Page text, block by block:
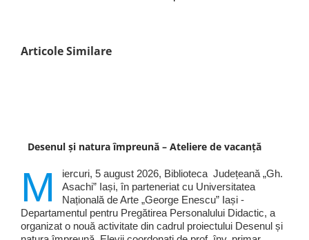
Articole Similare
Desenul și natura împreună – Ateliere de vacanță
M
iercuri, 5 august 2026, Biblioteca Județeană „Gh.
Asachi” Iași, în parteneriat cu Universitatea
Națională de Arte „George Enescu” Iași -
Departamentul pentru Pregătirea Personalului Didactic, a
organizat o nouă activitate din cadrul proiectului Desenul și